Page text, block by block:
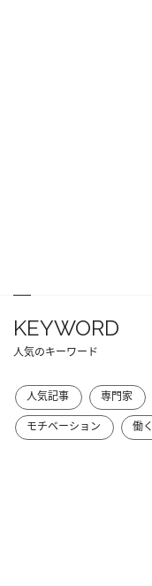
KEYWORD
人気のキーワード
人気記事 専門家
モチベーション
働く